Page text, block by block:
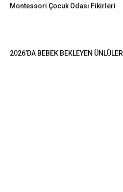
Montessori Çocuk Odası Fikirleri
2026’DA BEBEK BEKLEYEN ÜNLÜLER